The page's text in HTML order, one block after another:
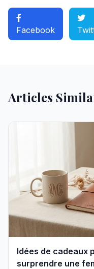
Facebook
Articles
Idées de cadeaux
surprendre une